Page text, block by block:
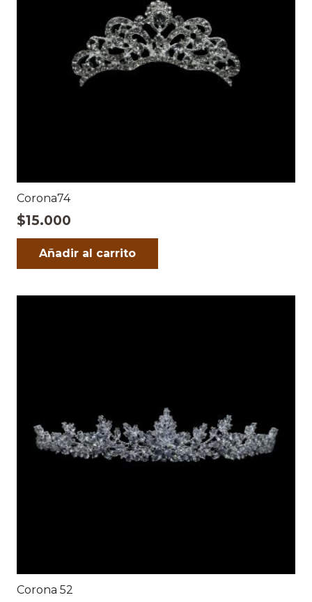
Corona74
$15.000
Añadir al carrito
Corona 52